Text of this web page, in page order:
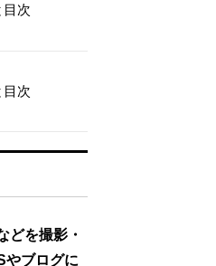
目次
目次
どを撮影・
やブログに